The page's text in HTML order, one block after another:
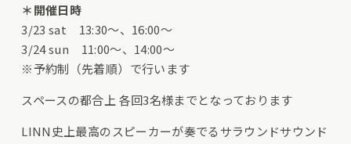
＊開催日時
3/23 sat 13:30～、16:00～
3/24 sun 11:00～、14:00～
※予約制（先着順）で行います
スペースの都合上 各回3名様までとなっております
LINN史上最高のスピーカーが奏でるサラウンドサウンド